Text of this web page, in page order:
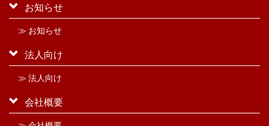
お知らせ
≫ お知らせ
法人向け
≫ 法人向け
会社概要